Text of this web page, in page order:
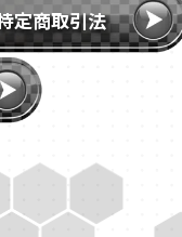
定商取引法